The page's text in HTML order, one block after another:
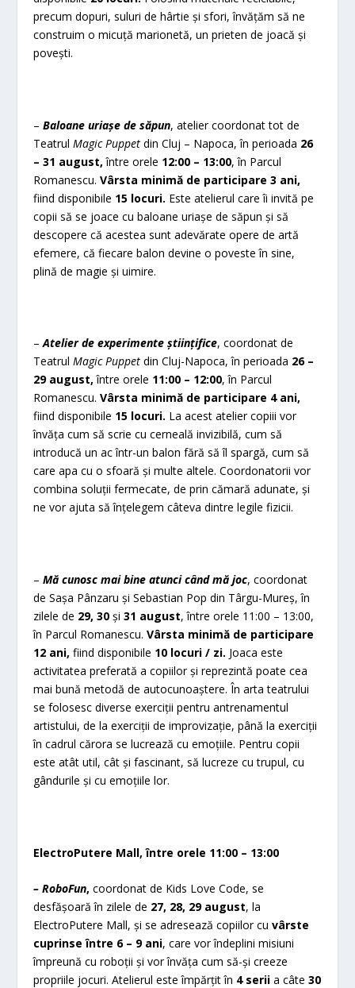
precum dopuri, suluri de hârtie și sfori, învățăm să ne
construim o micuță marionetă, un prieten de joacă și
povești.
–Baloane uriașe de săpun, atelier coordonat tot de
TeatrulMagic Puppet din Cluj – Napoca, în perioada 26
– 31 august, între orele 12:00 – 13:00, în Parcul
Romanescu.Vârsta minimă de participare 3 ani,
fiind disponibile 15 locuri. Este atelierul care îi invită pe
copii să se joace cu baloane uriașe de săpun și să
descopere că acestea sunt adevărate opere de artă
efemere, că fiecare balon devine o poveste în sine,
plină de magie și uimire.
–Atelier de experimente științifice, coordonat de
TeatrulMagic Puppet din Cluj-Napoca, în perioada 26 –
29 august, între orele 11:00 – 12:00, în Parcul
Romanescu.Vârsta minimă de participare 4 ani,
fiind disponibile 15 locuri. La acest atelier copiii vor
învăța cum să scrie cu cerneală invizibilă, cum să
introducă un ac într-un balon fără să îl spargă, cum să
care apa cu o sfoară și multe altele. Coordonatorii vor
combina soluții fermecate, de prin cămară adunate, și
ne vor ajuta să înțelegem câteva dintre legile fizicii.
–Mă cunosc mai bine atunci când mă joc, coordonat
de Sașa Pânzaru și Sebastian Pop din Târgu-Mureș, în
zilele de 29, 30și 31 august, între orele 11:00 – 13:00,
în Parcul Romanescu.Vârsta minimă de participare
12 ani,fiind disponibile 10 locuri / zi. Joaca este
activitatea preferată a copiilor și reprezintă poate cea
mai bună metodă de autocunoaștere. În arta teatrului
se folosesc diverse exerciții pentru antrenamentul
artistului, de la exerciții de improvizație, până la exerciții
în cadrul cărora se lucrează cu emoțiile. Pentru copii
este atât util, cât și fascinant, să lucreze cu trupul, cu
gândurile și cu emoțiile lor.
ElectroPutere Mall, între orele 11:00 – 13:00
– RoboFun,coordonat de Kids Love Code, se
desfășoară în zilele de 27, 28, 29 august, la
ElectroPutere Mall, și se adresează copiilor cuvârste
cuprinse între 6 – 9 ani, care vor îndeplini misiuni
împreună cu roboții și vor învăța cum să-și creeze
propriile jocuri. Atelierul este împărțit în 4 serii a câte30